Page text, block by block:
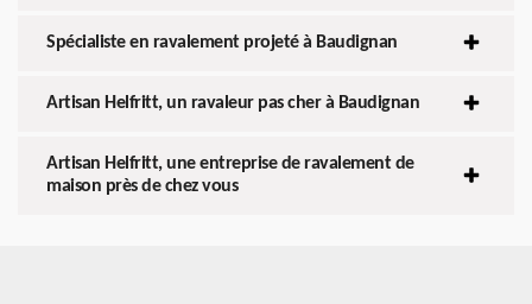
Spécialiste en ravalement projeté à Baudignan
Artisan Helfritt, un ravaleur pas cher à Baudignan
Artisan Helfritt, une entreprise de ravalement de
maison près de chez vous